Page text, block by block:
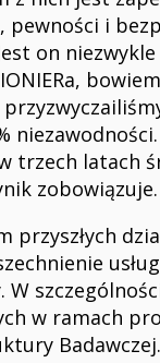
pewności i
on
trzech latach
zobowiązuje.
przyszłych
W
w ramach